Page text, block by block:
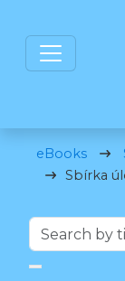
eBooks
Sbírka